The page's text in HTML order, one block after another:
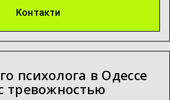
Контакти
психолога в Одессе
тревожностью